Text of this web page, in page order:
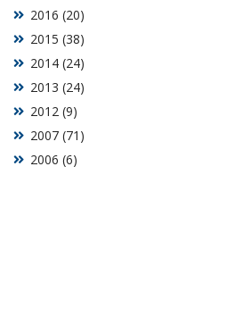
2006 (6)
2007 (71)
2012 (9)
2013 (24)
2014 (24)
2015 (38)
2016 (20)